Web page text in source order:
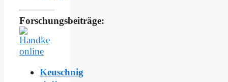
Forschungsbeiträge:
Keuschnig